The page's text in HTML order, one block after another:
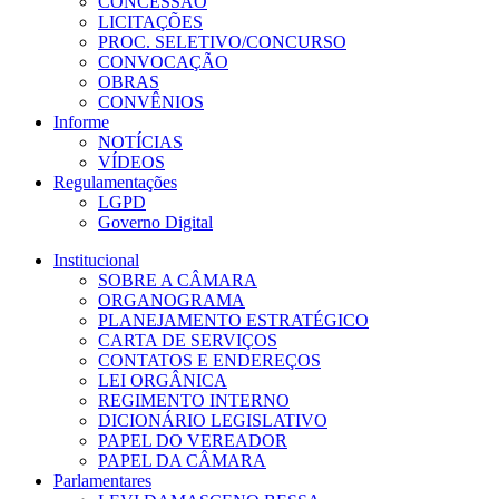
LICITAÇÕES
PROC. SELETIVO/CONCURSO
CONVOCAÇÃO
OBRAS
CONVÊNIOS
Informe
NOTÍCIAS
VÍDEOS
Regulamentações
LGPD
Governo Digital
Institucional
SOBRE A CÂMARA
ORGANOGRAMA
PLANEJAMENTO ESTRATÉGICO
CARTA DE SERVIÇOS
CONTATOS E ENDEREÇOS
LEI ORGÂNICA
REGIMENTO INTERNO
DICIONÁRIO LEGISLATIVO
PAPEL DO VEREADOR
PAPEL DA CÂMARA
Parlamentares